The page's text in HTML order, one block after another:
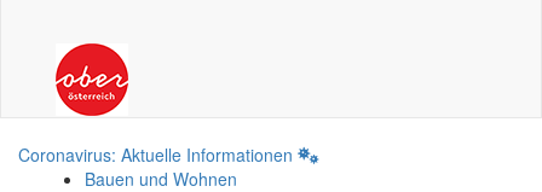
Coronavirus: Aktuelle Informationen
Bauen und Wohnen